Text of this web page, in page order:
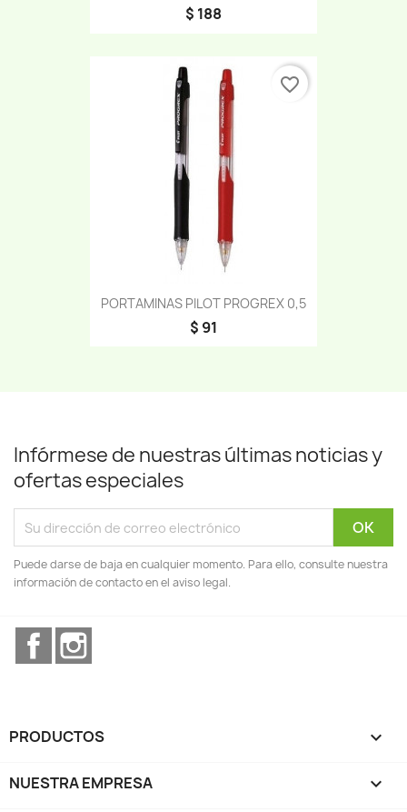
$ 188
PORTAMINAS PILOT PROGREX 0,5
$ 91
favorite_border
Infórmese de nuestras últimas noticias y
ofertas especiales
Puede darse de baja en cualquier momento. Para ello, consulte nuestra
información de contacto en el aviso legal.
Facebook
PRODUCTOS 
NUESTRA EMPRESA 